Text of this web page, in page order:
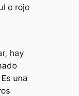
o rojo
hay
una